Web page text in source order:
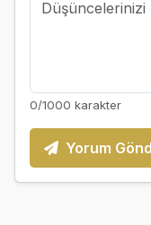
0/1000 karakter
Yorum